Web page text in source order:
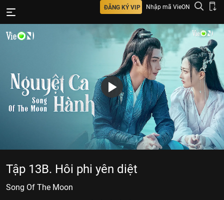
ĐĂNG KÝ VIP Nhập mã VieON
Tập 13B. Hôi phi yên diệt
Song Of The Moon